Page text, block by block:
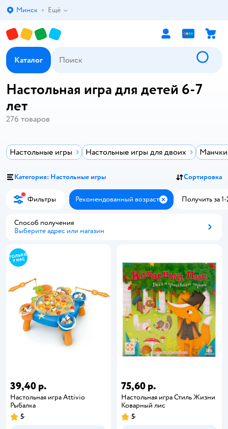
Выбор адреса доставки.
Минск Ещё
Каталог
Настольная игра для детей 6-7
лет
276 товаров
Настольные игры Настольные игры для двоих
Категория: Настольные игры Сортировка
Фильтры Рекомендованный возраст ЗакрытьПолучить за 1-
Способ получения
Выберите адрес или магазин
39,40 р.
Настольная игра Attivio
Рыбалка
5
75,60 р.
Настольная игра Стиль Жизни
Коварный лис
5